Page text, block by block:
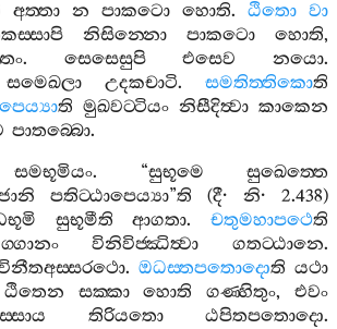
අත‍්තා න පාකටො හොති. ඨිතො වා
නිසින‍්නො පාකටො හොති,
. සෙසෙසුපි එසෙව නයො.
සමෙඛලා උදකචාටි. සමතිත‍්තිකොති
ති මුඛවට‍්ටියං නිසීදිත්‍වා කාකෙන
පාතබ‍්බො.
සමභූමියං. “සුභූමෙ
සුඛෙත‍්තෙ
පතිට‍්ඨාපෙය්‍යා”ති (දී· නි· 2.438)
සුභූමීති ආගතා.චතුමහාපථෙති
විනිවිජ‍්ඣිත්‍වා ගතට‍්ඨානෙ.
. ඔධස‍්තපතොදොති යථා
ඨිතෙන සක‍්කා හොති ගණ‍්හිතුං,එවං
තිරියතො ඨපිතපතොදො.